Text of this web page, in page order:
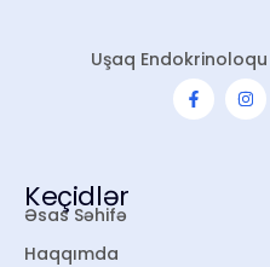
Uşaq
Keçidlər
Əsas Səhifə
Haqqımda